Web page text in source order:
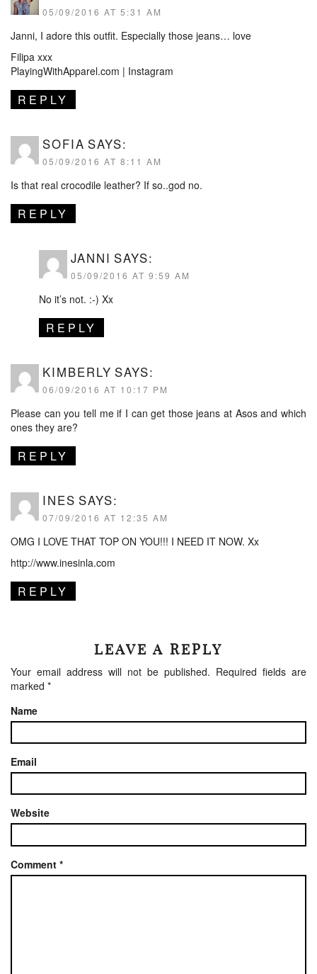
05/09/2016 AT 5:31 AM
Janni, I adore this outfit. Especially those jeans… love
Filipa xxx
PlayingWithApparel.com | Instagram
REPLY
SOFIA SAYS:
05/09/2016 AT 8:11 AM
Is that real crocodile leather? If so..god no.
REPLY
JANNI SAYS:
05/09/2016 AT 9:59 AM
No it’s not. :-) Xx
REPLY
KIMBERLY SAYS:
06/09/2016 AT 10:17 PM
Please can you tell me if I can get those jeans at Asos and which
ones they are?
REPLY
INES SAYS:
07/09/2016 AT 12:35 AM
OMG I LOVE THAT TOP ON YOU!!! I NEED IT NOW. Xx
http://www.inesinla.com
REPLY
LEAVE A REPLY
Your email address will not be published. Required fields are
marked *
Name
Email
Website
Comment *